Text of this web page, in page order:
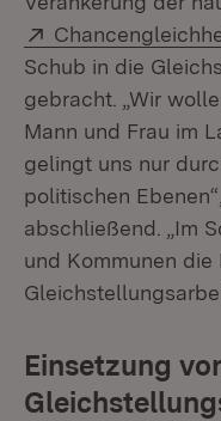
Extern:
Schub in die
gebracht. „Wir
Mann und Frau im
gelingt uns nur
politischen
abschließend. „Im
und Kommunen
Einsetzung